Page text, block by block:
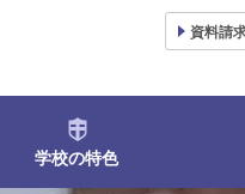
資料請
学校の特色